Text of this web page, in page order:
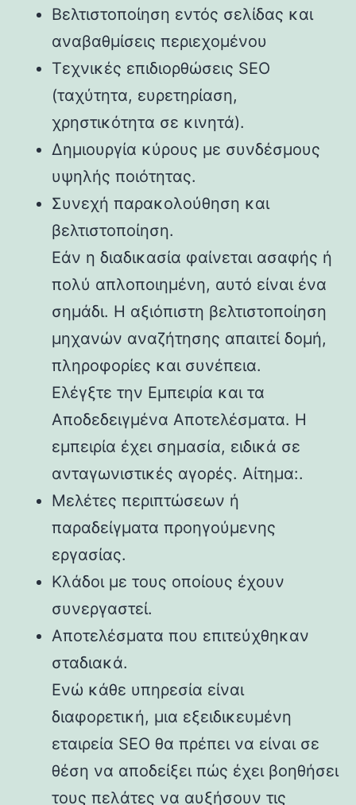
Βελτιστοποίηση εντός σελίδας και
αναβαθμίσεις περιεχομένου
Τεχνικές επιδιορθώσεις SEO
(ταχύτητα, ευρετηρίαση,
χρηστικότητα σε κινητά).
Δημιουργία κύρους με συνδέσμους
υψηλής ποιότητας.
Συνεχή παρακολούθηση και
βελτιστοποίηση.
Εάν η διαδικασία φαίνεται ασαφής ή
πολύ απλοποιημένη, αυτό είναι ένα
σημάδι. Η αξιόπιστη βελτιστοποίηση
μηχανών αναζήτησης απαιτεί δομή,
πληροφορίες και συνέπεια.
Ελέγξτε την Εμπειρία και τα
Αποδεδειγμένα Αποτελέσματα. Η
εμπειρία έχει σημασία, ειδικά σε
ανταγωνιστικές αγορές. Αίτημα:.
Μελέτες περιπτώσεων ή
παραδείγματα προηγούμενης
εργασίας.
Κλάδοι με τους οποίους έχουν
συνεργαστεί.
Αποτελέσματα που επιτεύχθηκαν
σταδιακά.
Ενώ κάθε υπηρεσία είναι
διαφορετική, μια εξειδικευμένη
εταιρεία SEO θα πρέπει να είναι σε
θέση να αποδείξει πώς έχει βοηθήσει
τους πελάτες να αυξήσουν τις